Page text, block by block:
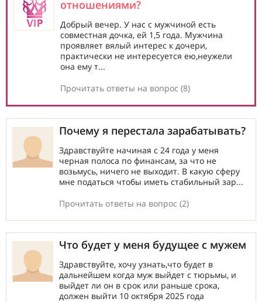
отношениями?
Добрый вечер. У нас с мужчиной есть
совместная дочка, ей 1,5 года. Мужчина
проявляет вялый интерес к дочери,
практически не интересуется ею,неужели
она ему т...
Прочитать ответы на вопрос (8)
Почему я перестала зарабатывать?
Здравствуйте начиная с 24 года у меня
черная полоса по финансам, за что не
возьмусь, ничего не выходит. В какую сферу
мне податься чтобы иметь стабильный зар...
Прочитать ответы на вопрос (2)
Что будет у меня будущее с мужем
Здравствуйте, хочу узнать,что будет в
дальнейшем когда муж выйдет с тюрьмы, и
выйдет ли он в срок или раньше срока,
должен выйти 10 октября 2025 года